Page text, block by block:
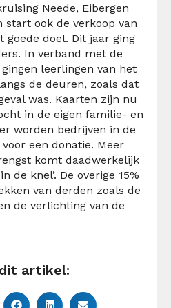
Neede, Eibergen
start ook de verkoop van
goede doel. Dit jaar ging
In verband met de
leerlingen van het
de deuren, zoals dat
was. Kaarten zijn nu
in de eigen familie- en
worden bedrijven in de
een donatie. Meer
komt daadwerkelijk
de knel’. De overige 15%
van derden zoals de
de verlichting van de
artikel: